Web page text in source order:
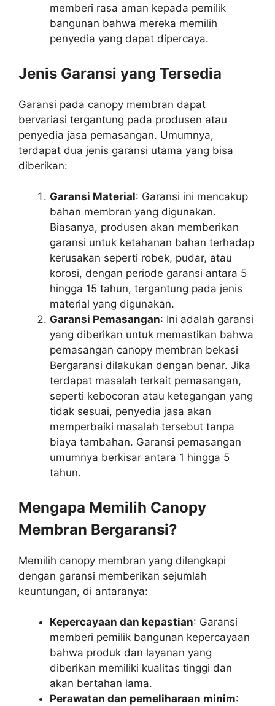
memberi rasa aman kepada pemilik
bangunan bahwa mereka memilih
penyedia yang dapat dipercaya.
Jenis Garansi yang Tersedia
Garansi pada canopy membran dapat
bervariasi tergantung pada produsen atau
penyedia jasa pemasangan. Umumnya,
terdapat dua jenis garansi utama yang bisa
diberikan:
Garansi Material: Garansi ini mencakup
bahan membran yang digunakan.
Biasanya, produsen akan memberikan
garansi untuk ketahanan bahan terhadap
kerusakan seperti robek, pudar, atau
korosi, dengan periode garansi antara 5
hingga 15 tahun, tergantung pada jenis
material yang digunakan.
Garansi Pemasangan: Ini adalah garansi
yang diberikan untuk memastikan bahwa
pemasangan canopy membran bekasi
Bergaransi dilakukan dengan benar. Jika
terdapat masalah terkait pemasangan,
seperti kebocoran atau ketegangan yang
tidak sesuai, penyedia jasa akan
memperbaiki masalah tersebut tanpa
biaya tambahan. Garansi pemasangan
umumnya berkisar antara 1 hingga 5
tahun.
Mengapa Memilih Canopy
Membran Bergaransi?
Memilih canopy membran yang dilengkapi
dengan garansi memberikan sejumlah
keuntungan, di antaranya:
Kepercayaan dan kepastian: Garansi
memberi pemilik bangunan kepercayaan
bahwa produk dan layanan yang
diberikan memiliki kualitas tinggi dan
akan bertahan lama.
Perawatan dan pemeliharaan minim: